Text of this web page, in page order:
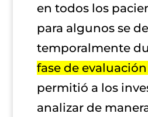
en todos los
para algunos se
temporalmente
fase de
permitió a los
analizar de